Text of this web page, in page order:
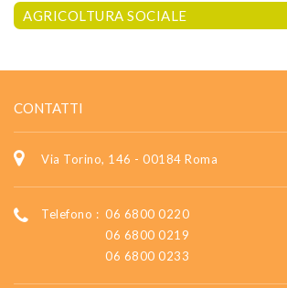
AGRICOLTURA SOCIALE
CONTATTI
Via Torino, 146 - 00184 Roma
Telefono : 06 6800 0220
06 6800 0219
06 6800 0233